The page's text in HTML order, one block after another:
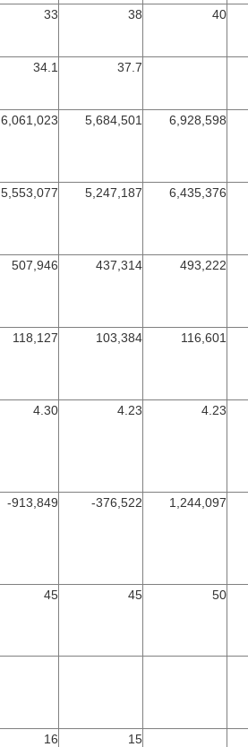
33 38 40
34.1 37.7
6,061,023 5,684,501 6,928,598
5,553,077 5,247,187 6,435,376
507,946 437,314 493,222
118,127 103,384 116,601
4.30 4.23 4.23
-913,849 -376,522 1,244,097
45 45 50
16 15